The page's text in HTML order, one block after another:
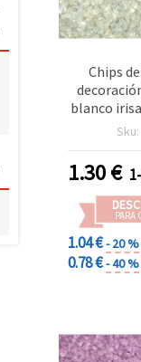
Chips
blanco
Sku:
1.30€
PARA
1.04 €- 20 %
0.78 €- 40 %